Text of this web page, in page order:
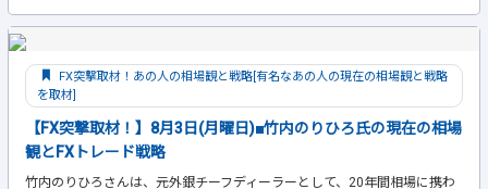
FX突撃取材！あの人の相場観と戦略[有名なあの人の現在の相場観と戦略
を取材]
【FX突撃取材！】8月3日(月曜日)■竹内のりひろ氏の現在の相場
観とFXトレード戦略
竹内のりひろさんは、元外銀チーフディーラーとして、20年間相場に携わ